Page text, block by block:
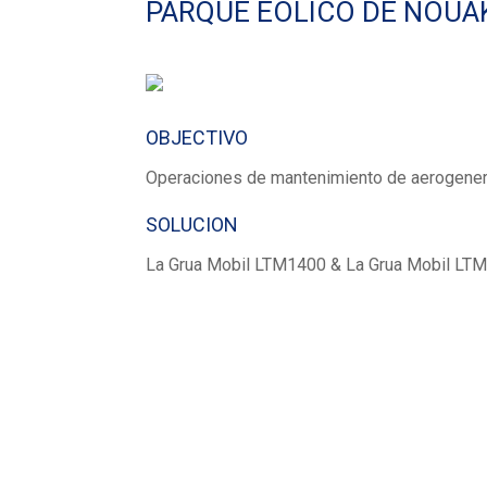
PARQUE EOLICO DE
OBJECTIVO
Operaciones de mantenimiento de
SOLUCION
La Grua Mobil LTM1400 & La Grua Mobil